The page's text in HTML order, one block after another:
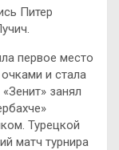
Питер
первое место
и стала
занял
Турецкой
матч турнира